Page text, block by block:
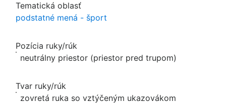
Tematická oblasť
podstatné mená - šport
Pozícia ruky/rúk
neutrálny priestor (priestor pred trupom)
Tvar ruky/rúk
zovretá ruka so vztýčeným ukazovákom